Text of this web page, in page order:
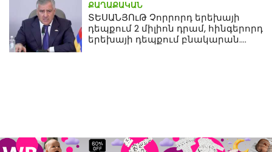
ՔԱՂԱՔԱԿԱՆ
ՏԵՍԱՆՅՈւԹ Չորրորդ երեխայի
դեպքում 2 միլիոն դրամ, հինգերորդ
երեխայի դեպքում բնակարան.